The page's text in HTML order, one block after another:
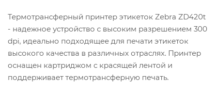
Термотрансферный принтер этикеток Zebra ZD420t
- надежное устройство с высоким разрешением 300
dpi, идеально подходящее для печати этикеток
высокого качества в различных отраслях. Принтер
оснащен картриджом с красящей лентой и
поддерживает термотрансферную печать.